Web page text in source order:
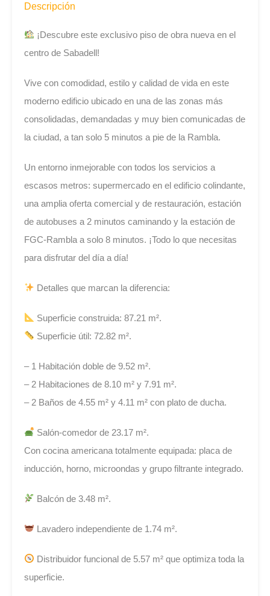
Descripción
¡Descubre este exclusivo piso de obra nueva en el
centro de Sabadell!
Vive con comodidad, estilo y calidad de vida en este
moderno edificio ubicado en una de las zonas más
consolidadas, demandadas y muy bien comunicadas de
la ciudad, a tan solo 5 minutos a pie de la Rambla.
Un entorno inmejorable con todos los servicios a
escasos metros: supermercado en el edificio colindante,
una amplia oferta comercial y de restauración, estación
de autobuses a 2 minutos caminando y la estación de
FGC-Rambla a solo 8 minutos. ¡Todo lo que necesitas
para disfrutar del día a día!
Detalles que marcan la diferencia:
Superficie construida: 87.21 m².
Superficie útil: 72.82 m².
– 1 Habitación doble de 9.52 m².
– 2 Habitaciones de 8.10 m² y 7.91 m².
– 2 Baños de 4.55 m² y 4.11 m² con plato de ducha.
Salón-comedor de 23.17 m².
Con cocina americana totalmente equipada: placa de
inducción, horno, microondas y grupo filtrante integrado.
Balcón de 3.48 m².
Lavadero independiente de 1.74 m².
Distribuidor funcional de 5.57 m² que optimiza toda la
superficie.